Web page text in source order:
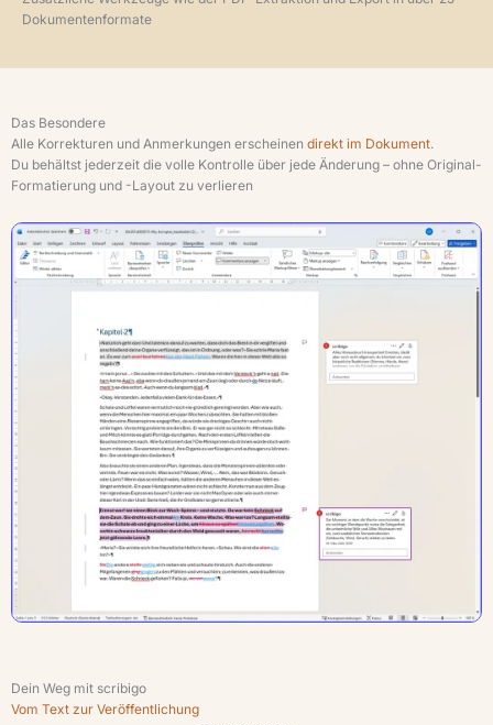
Dokumentenformate
Das Besondere
Alle Korrekturen und Anmerkungen erscheinen direkt im Dokument.
Du behältst jederzeit die volle Kontrolle über jede Änderung – ohne Original-
Formatierung und -Layout zu verlieren
Dein Weg mit scribigo
Vom Text zur Veröffentlichung